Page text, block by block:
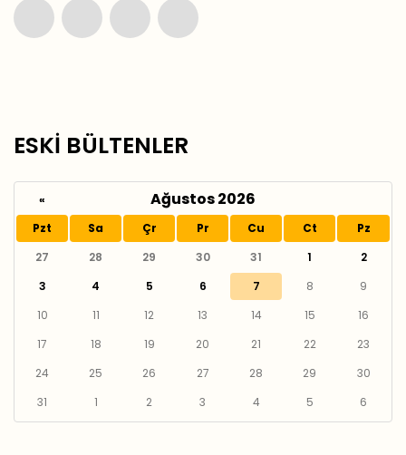
ESKİ BÜLTENLER
« Ağustos 2026
Pzt Sa Çr Pr Cu Ct
Pz
27
28 29 30 31 1
2
3
4 5 6 7 8
9
10
11 12 13 14 15
16
17
18 19 20 21 22
23
24
25 26 27 28 29
30
31
1 2 3 4 5 6